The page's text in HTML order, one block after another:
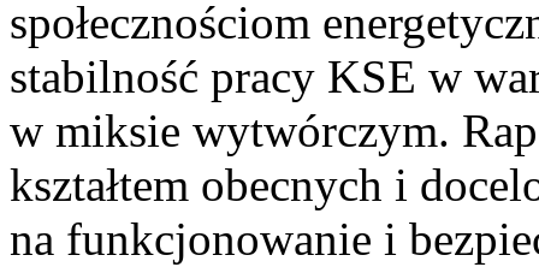
społecznościom
stabilność pracy KSE w
w miksie wytwórczym.
kształtem obecnych i
na funkcjonowanie i